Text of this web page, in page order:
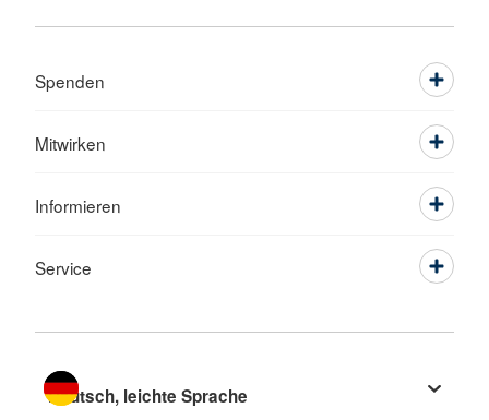
Spenden
Mitwirken
Informieren
Service
Sprache wechseln zu